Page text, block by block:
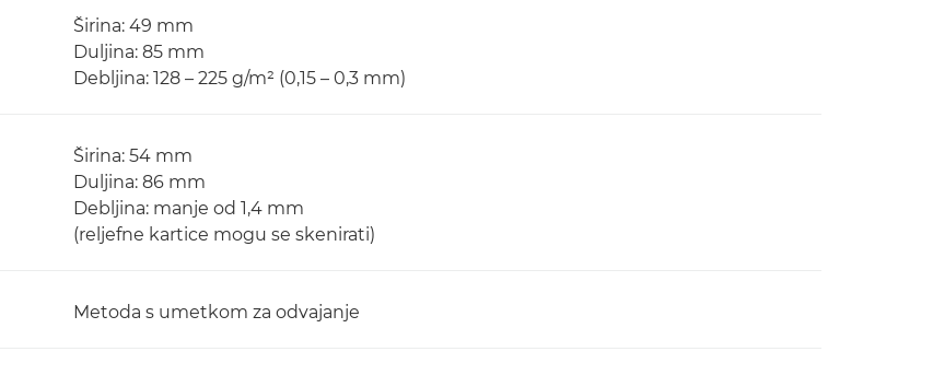
Širina: 49 mm
Duljina: 85 mm
Debljina: 128 – 225 g/m² (0,15 – 0,3 mm)
Širina: 54 mm
Duljina: 86 mm
Debljina: manje od 1,4 mm
(reljefne kartice mogu se skenirati)
Metoda s umetkom za odvajanje